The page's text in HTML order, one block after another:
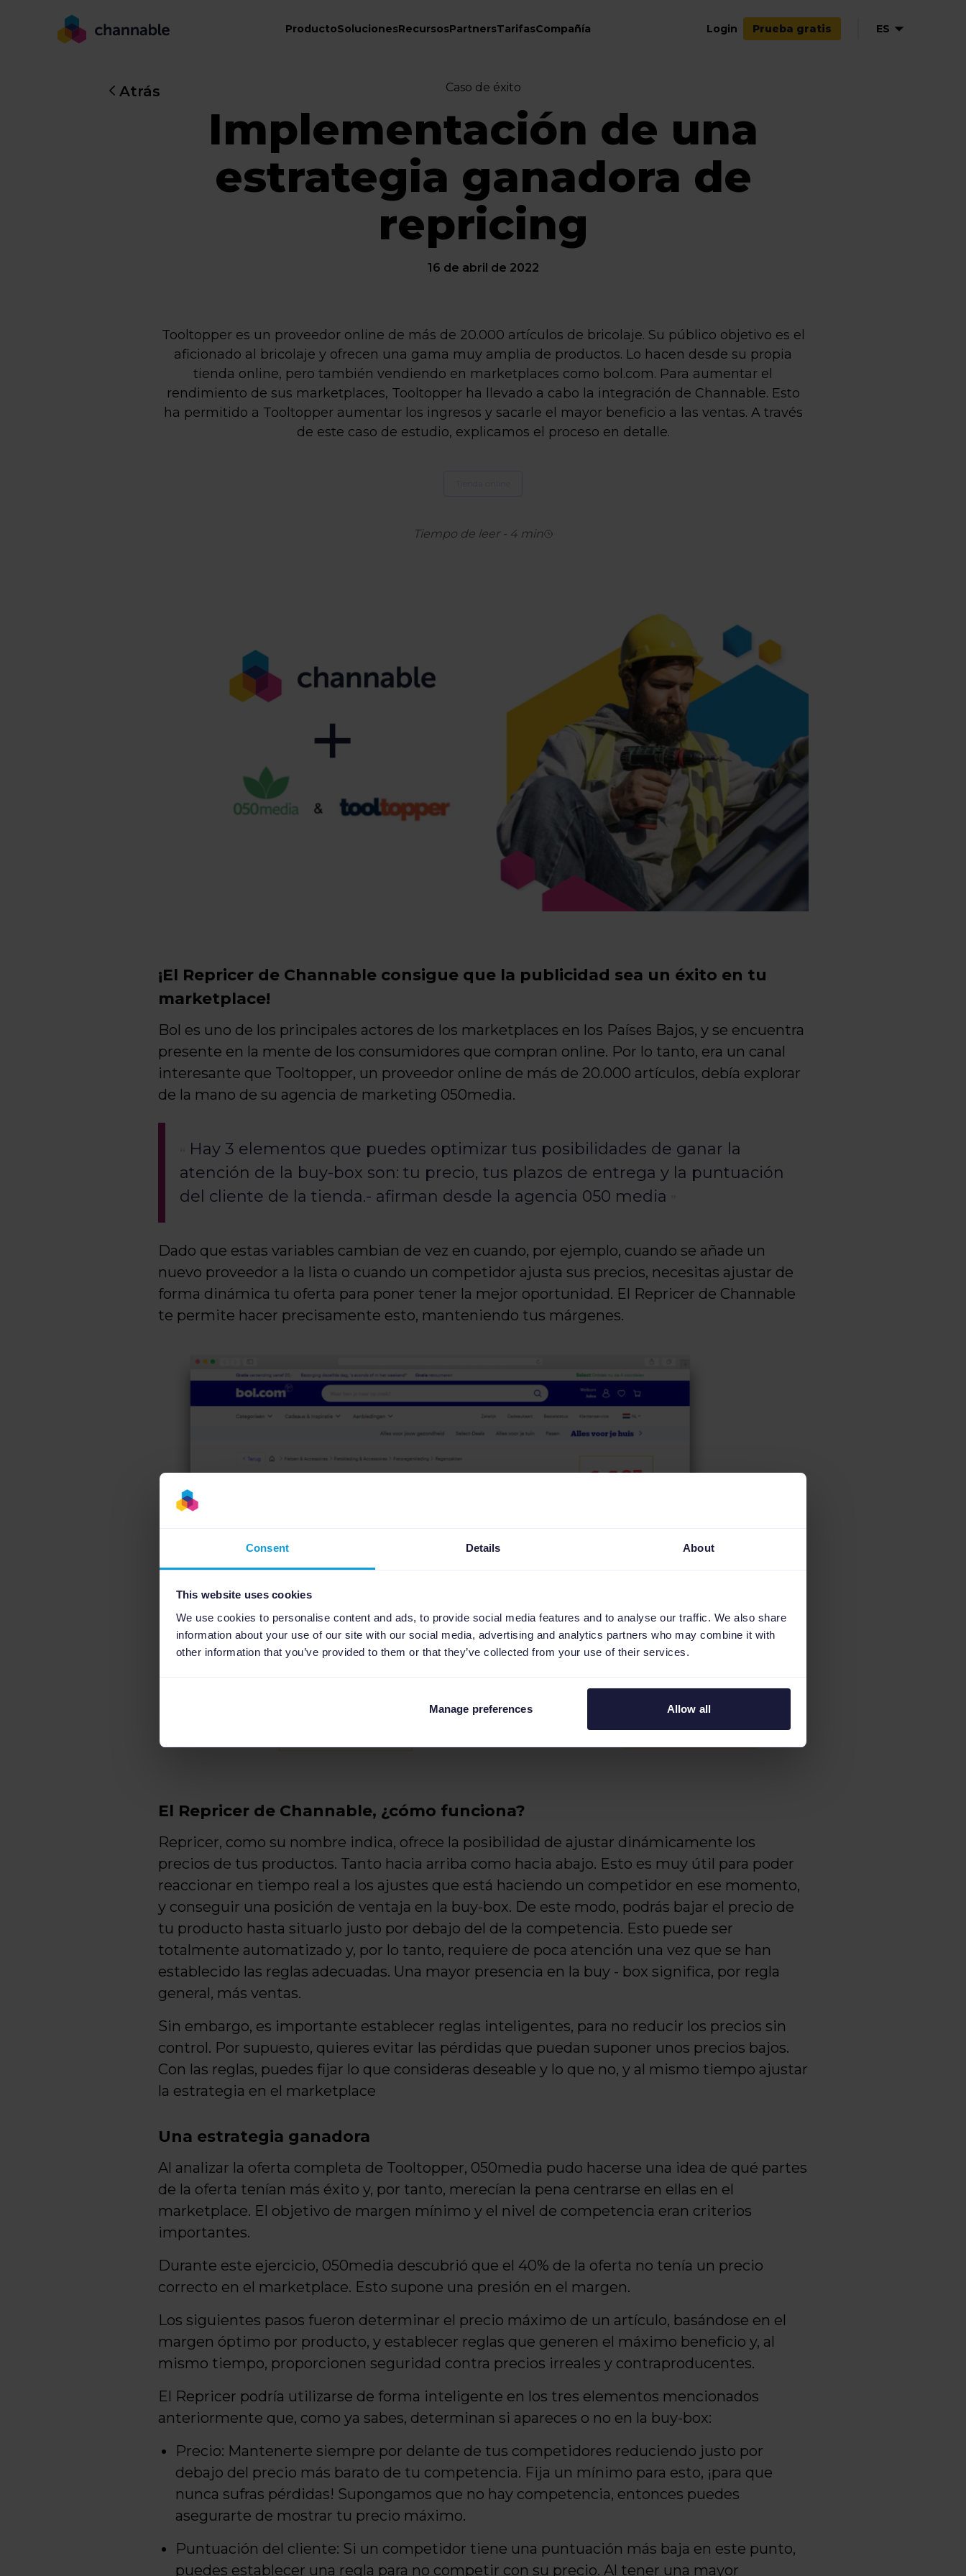
Consent Details About
This website uses cookies
We use cookies to personalise content and ads, to provide social media features and to analyse our traffic. We also share
information about your use of our site with our social media, advertising and analytics partners who may combine it with
other information that you’ve provided to them or that they’ve collected from your use of their services.
Manage preferences Allow all
ProductoSolucionesRecursosPartnersTarifasCompañía Login Prueba gratis ES
Atrás Caso de éxito
Implementación de una
estrategia ganadora de
repricing
16 de abril de 2022
Tooltopper es un proveedor online de más de 20.000 artículos de bricolaje. Su público objetivo es el
aficionado al bricolaje y ofrecen una gama muy amplia de productos. Lo hacen desde su propia
tienda online, pero también vendiendo en marketplaces como bol.com. Para aumentar el
rendimiento de sus marketplaces, Tooltopper ha llevado a cabo la integración de Channable. Esto
ha permitido a Tooltopper aumentar los ingresos y sacarle el mayor beneficio a las ventas. A través
de este caso de estudio, explicamos el proceso en detalle.
Tiempo de leer- 4min
¡El Repricer de Channable consigue que la publicidad sea un éxito en tu
marketplace!
Bol es uno de los principales actores de los marketplaces en los Países Bajos, y se encuentra
presente en la mente de los consumidores que compran online. Por lo tanto, era un canal
interesante que Tooltopper, un proveedor online de más de 20.000 artículos, debía explorar
de la mano de su agencia de marketing 050media.
Hay 3 elementos que puedes optimizar tus posibilidades de ganar la
atención de la buy-box son: tu precio, tus plazos de entrega y la puntuación
del cliente de la tienda.- afirman desde la agencia 050 media
Dado que estas variables cambian de vez en cuando, por ejemplo, cuando se añade un
nuevo proveedor a la lista o cuando un competidor ajusta sus precios, necesitas ajustar de
forma dinámica tu oferta para poner tener la mejor oportunidad. El Repricer de Channable
te permite hacer precisamente esto, manteniendo tus márgenes.
El Repricer de Channable, ¿cómo funciona?
Repricer, como su nombre indica, ofrece la posibilidad de ajustar dinámicamente los
precios de tus productos. Tanto hacia arriba como hacia abajo. Esto es muy útil para poder
reaccionar en tiempo real a los ajustes que está haciendo un competidor en ese momento,
y conseguir una posición de ventaja en la buy-box. De este modo, podrás bajar el precio de
tu producto hasta situarlo justo por debajo del de la competencia. Esto puede ser
totalmente automatizado y, por lo tanto, requiere de poca atención una vez que se han
establecido las reglas adecuadas. Una mayor presencia en la buy - box significa, por regla
general, más ventas.
Sin embargo, es importante establecer reglas inteligentes, para no reducir los precios sin
control. Por supuesto, quieres evitar las pérdidas que puedan suponer unos precios bajos.
Con las reglas, puedes fijar lo que consideras deseable y lo que no, y al mismo tiempo ajustar
la estrategia en el marketplace
Una estrategia ganadora
Al analizar la oferta completa de Tooltopper, 050media pudo hacerse una idea de qué partes
de la oferta tenían más éxito y, por tanto, merecían la pena centrarse en ellas en el
marketplace. El objetivo de margen mínimo y el nivel de competencia eran criterios
importantes.
Durante este ejercicio, 050media descubrió que el 40% de la oferta no tenía un precio
correcto en el marketplace. Esto supone una presión en el margen.
Los siguientes pasos fueron determinar el precio máximo de un artículo, basándose en el
margen óptimo por producto, y establecer reglas que generen el máximo beneficio y, al
mismo tiempo, proporcionen seguridad contra precios irreales y contraproducentes.
El Repricer podría utilizarse de forma inteligente en los tres elementos mencionados
anteriormente que, como ya sabes, determinan si apareces o no en la buy-box:
Precio: Mantenerte siempre por delante de tus competidores reduciendo justo por
debajo del precio más barato de tu competencia. Fija un mínimo para esto, ¡para que
nunca sufras pérdidas! Supongamos que no hay competencia, entonces puedes
asegurarte de mostrar tu precio máximo.
Puntuación del cliente: Si un competidor tiene una puntuación más baja en este punto,
puedes establecer una regla para no competir con su precio. Al tener una mayor